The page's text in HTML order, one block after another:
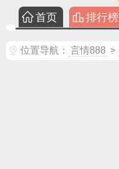
首页 排行榜
位置导航： 言情888 >